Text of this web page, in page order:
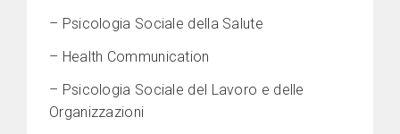
– Psicologia Sociale della Salute
– Health Communication
– Psicologia Sociale del Lavoro e delle
Organizzazioni